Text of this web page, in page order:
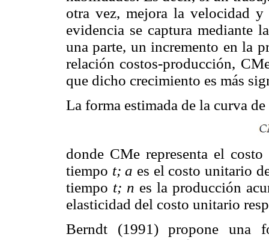
otra vez, mejora la velocidad
evidencia se captura mediante
una parte, un incremento en la
relación costos-producción,
que dicho crecimiento es más
La forma estimada de la curva
donde CMe representa el
tiempo t; a es el costo unitario
tiempo t; n es la producción
elasticidad del costo unitario
Berndt (1991) propone una